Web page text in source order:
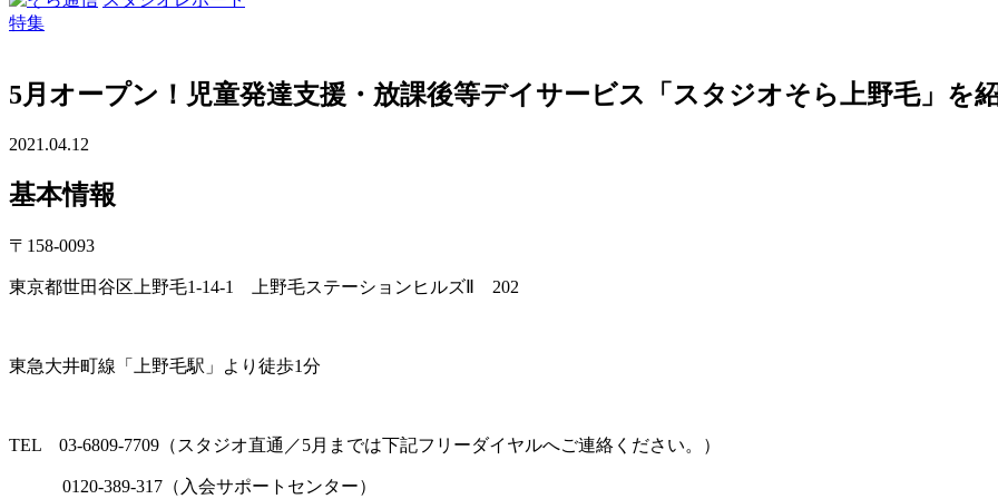
特集
5月オープン！児童発達支援・放課後等デイサービス「スタジオそら上野毛」を紹
2021.04.12
基本情報
〒158-0093
東京都世田谷区上野毛1-14-1 上野毛ステーションヒルズⅡ 202
東急大井町線「上野毛駅」より徒歩1分
TEL 03-6809-7709（スタジオ直通／5月までは下記フリーダイヤルへご連絡ください。）
0120-389-317（入会サポートセンター）